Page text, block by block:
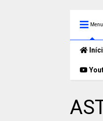
Menu